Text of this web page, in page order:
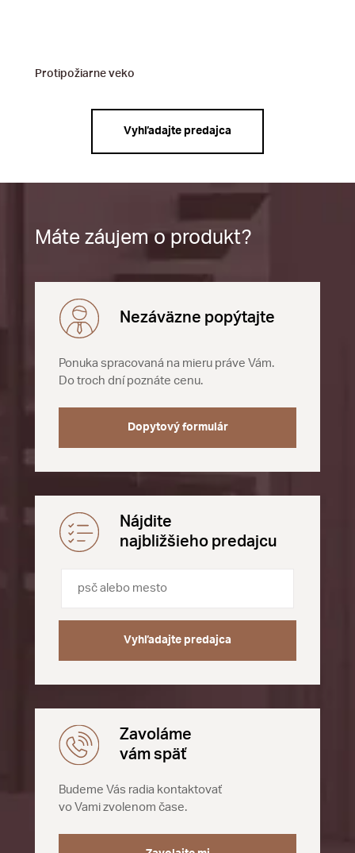
Protipožiarne veko
Vyhľadajte predajca
Máte záujem o produkt?
Nezáväzne popýtajte
Ponuka spracovaná na mieru práve Vám.
Do troch dní poznáte cenu.
Dopytový formulár
Nájdite
najbližšieho predajcu
Vyhľadajte predajca
Zavoláme
vám späť
Budeme Vás radia kontaktovať
vo Vami zvolenom čase.